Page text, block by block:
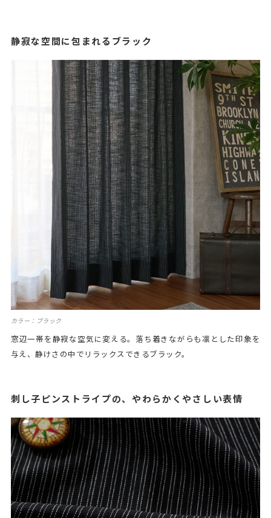
静寂な空間に包まれるブラック
カラー：ブラック
窓辺一帯を静寂な空気に変える。落ち着きながらも凛とした印象を
与え、静けさの中でリラックスできるブラック。
刺し子ピンストライプの、やわらかくやさしい表情